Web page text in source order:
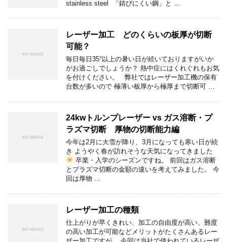
stainless steel 「錆びにくい鋼」と …
レーザー加工 どのくらいの板厚が切断
可能？
毎日毎日35°以上の暑い日が続いておりますがいか
がお過ごしでしょうか？ 熱中症にはくれぐれもお気
を付けください。 弊社ではレーザー加工機の保有
台数が多いので 極薄い板厚から極厚まで切断可 …
24kwトルンプレーザー vs ガス溶断・プ
ラズマ切断 厚物の切断能力編
今年は2月に大雪が降り、3月になっても寒い日が続
き ようやく春が訪れそうな天気になってきました
卒業・入学のシーズンですね。 前回はガス溶断
とプラズマ切断の金額の違いを考えてみました。 今
回は厚物 …
レーザー加工の種類
仕上がりが早くきれい、加工の自由度が高い、難度
の高い加工が可能などメリットがたくさんあるレー